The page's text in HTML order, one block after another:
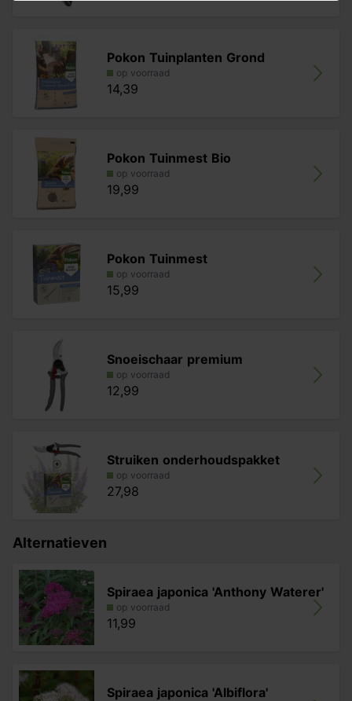
Pokon Tuinplanten Grond
op voorraad
14,39
Pokon Tuinmest Bio
op voorraad
19,99
Pokon Tuinmest
op voorraad
15,99
Snoeischaar premium
op voorraad
12,99
Struiken onderhoudspakket
op voorraad
27,98
Alternatieven
Spiraea japonica 'Anthony Waterer'
op voorraad
11,99
Spiraea japonica 'Albiflora'